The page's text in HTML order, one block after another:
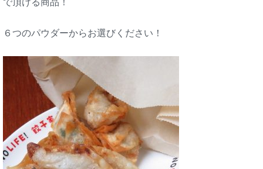
６つのパウダーからお選びください！